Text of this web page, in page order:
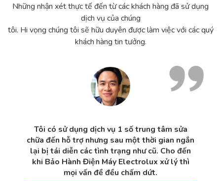
Những nhận xét thực tế đến từ các khách hàng đã sử dụng
dịch vụ của chúng
tôi. Hi vọng chúng tôi sẽ hữu duyên được làm việc với các quý
khách hàng tin tưởng.
Tôi có sử dụng dịch vụ 1 số trung tâm sửa
chữa đến hỗ trợ nhưng sau một thời gian ngắn
lại bị tái diễn các tình trạng như cũ. Cho đến
khi Bảo Hành Điện Máy Electrolux xử lý thì
mọi vấn đề đều chấm dứt.